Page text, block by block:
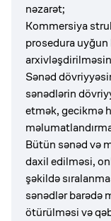
nəzarət;
Kommersiya
prosedura
Sənəd
sənədlərin
etmək, gecikmə
Bütün sənəd və
daxil edilməsi,
şəkildə
sənədlər barədə
ötürülməsi və